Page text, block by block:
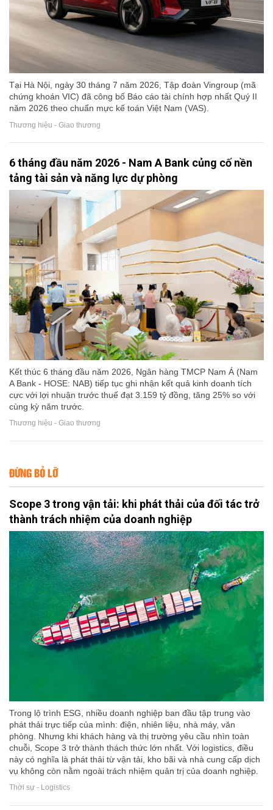
Tại Hà Nội, ngày 30 tháng 7 năm 2026, Tập đoàn Vingroup (mã
chứng khoán VIC) đã công bố Báo cáo tài chính hợp nhất Quý II
năm 2026 theo chuẩn mực kế toán Việt Nam (VAS).
Thương hiệu - Giao thương
6 tháng đầu năm 2026 - Nam A Bank củng cố nền
tảng tài sản và năng lực dự phòng
Kết thúc 6 tháng đầu năm 2026, Ngân hàng TMCP Nam Á (Nam
A Bank - HOSE: NAB) tiếp tục ghi nhận kết quả kinh doanh tích
cực với lợi nhuận trước thuế đạt 3.159 tỷ đồng, tăng 25% so với
cùng kỳ năm trước.
Thương hiệu - Giao thương
ĐỪNG BỎ LỠ
Scope 3 trong vận tải: khi phát thải của đối tác trở
thành trách nhiệm của doanh nghiệp
Trong lộ trình ESG, nhiều doanh nghiệp ban đầu tập trung vào
phát thải trực tiếp của mình: điện, nhiên liệu, nhà máy, văn
phòng. Nhưng khi khách hàng và thị trường yêu cầu nhìn toàn
chuỗi, Scope 3 trở thành thách thức lớn nhất. Với logistics, điều
này có nghĩa là phát thải từ vận tải, kho bãi và nhà cung cấp dịch
vụ không còn nằm ngoài trách nhiệm quản trị của doanh nghiệp.
Thời sự - Logistics